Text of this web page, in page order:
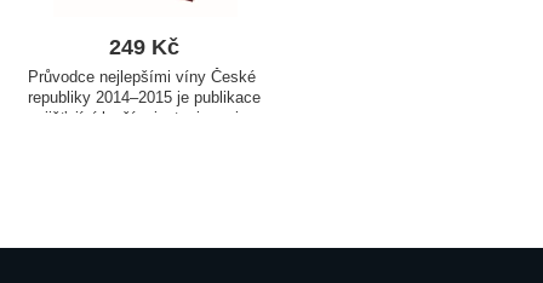
249 Kč
Průvodce nejlepšími víny České
republiky 2014–2015 je publikace
zajišťující lepší orientaci mezi